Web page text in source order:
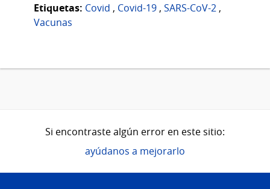
Etiquetas: Covid , Covid-19 , SARS-CoV-2 ,
Vacunas
Si encontraste algún error en este sitio:
ayúdanos a mejorarlo